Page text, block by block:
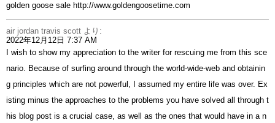
golden goose sale http://www.goldengoosetime.com
air jordan travis scott より:
2022年12月12日 7:37 AM
I wish to show my appreciation to the writer for rescuing me from this sce
nario. Because of surfing around through the world-wide-web and obtainin
g principles which are not powerful, I assumed my entire life was over. Ex
isting minus the approaches to the problems you have solved all through t
his blog post is a crucial case, as well as the ones that would have in a n